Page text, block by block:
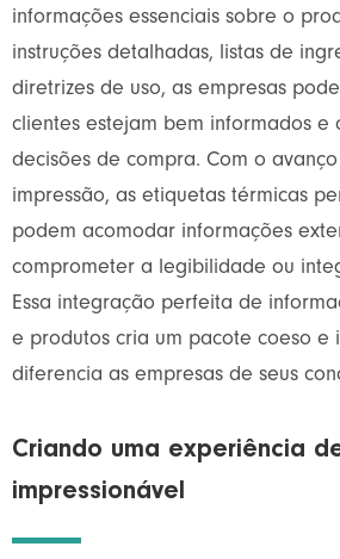
informações essenciais sobre o
instruções detalhadas, listas de
diretrizes de uso, as empresas
clientes estejam bem informados e
decisões de compra. Com o
impressão, as etiquetas térmicas
podem acomodar informações
comprometer a legibilidade ou
Essa integração perfeita de
e produtos cria um pacote coeso e
diferencia as empresas de seus
Criando uma experiência
impressionável